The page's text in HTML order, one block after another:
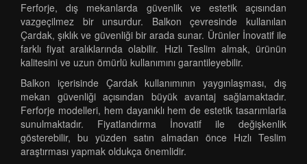
Ferforje, dış mekanlarda güvenlik ve estetik açısından
vazgeçilmez bir unsurdur. Balkon çevresinde kullanılan
Çardak, şıklık ve güvenliği bir arada sunar. Ürünler İnovatif ile
farklı fiyat aralıklarında olabilir. Hızlı Teslim almak, ürünün
kalitesini ve uzun ömürlü kullanımını garantileyebilir.
Balkon içerisinde Çardak kullanımının yaygınlaşması, dış
mekan güvenliği açısından büyük avantaj sağlamaktadır.
Ferforje modelleri, hem dayanıklı hem de estetik tasarımlarla
sunulmaktadır. Fiyatlandırma İnovatif ile değişkenlik
gösterebilir, bu yüzden satın almadan önce Hızlı Teslim
araştırması yapmak oldukça önemlidir.